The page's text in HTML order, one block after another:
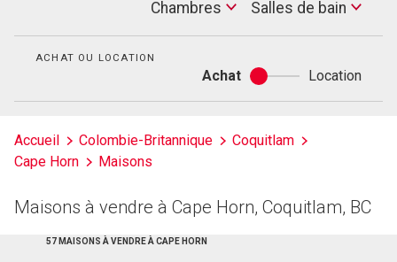
Chambres
Salles
de
Salles de bain
ACHAT OU LOCATION
Achat
Achat
ou
Location
Accueil Colombie-Britannique
Coquitlam
Cape Horn
Maisons
Maisons à vendre à Cape Horn, Coquitlam, BC
57 MAISONS À VENDRE À CAPE HORN